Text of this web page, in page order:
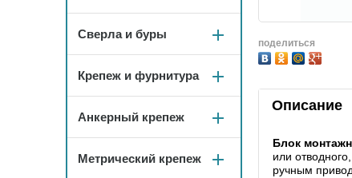
поделиться
Описание
Блок
или
ручным
Сверла и буры
Крепеж и фурнитура
Анкерный крепеж
Метрический крепеж